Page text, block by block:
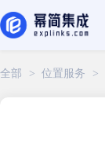
全部 > 位置服务 >